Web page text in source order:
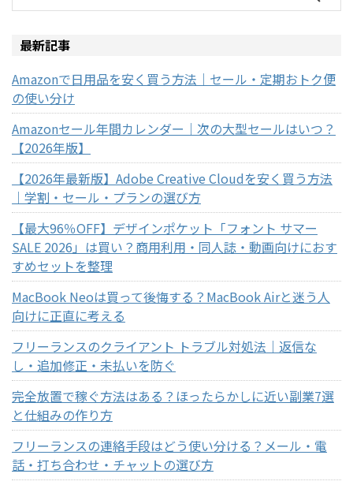
最新記事
Amazonで日用品を安く買う方法｜セール・定期おトク便
の使い分け
Amazonセール年間カレンダー｜次の大型セールはいつ？
【2026年版】
【2026年最新版】Adobe Creative Cloudを安く買う方法
｜学割・セール・プランの選び方
【最大96％OFF】デザインポケット「フォント サマー
SALE 2026」は買い？商用利用・同人誌・動画向けにおす
すめセットを整理
MacBook Neoは買って後悔する？MacBook Airと迷う人
向けに正直に考える
フリーランスのクライアント トラブル対処法｜返信な
し・追加修正・未払いを防ぐ
完全放置で稼ぐ方法はある？ほったらかしに近い副業7選
と仕組みの作り方
フリーランスの連絡手段はどう使い分ける？メール・電
話・打ち合わせ・チャットの選び方